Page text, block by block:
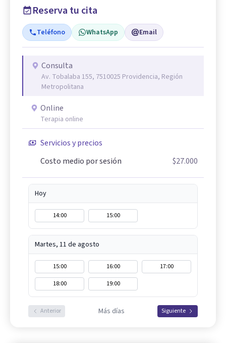
Reserva tu cita
Teléfono WhatsApp Email
Consulta
Av. Tobalaba 155, 7510025 Providencia, Región
Metropolitana
Online
Terapia online
Servicios y precios
Costo medio por sesión
$27.000
Hoy
14:00 15:00
Martes, 11 de agosto
15:00 16:00
17:00
18:00
19:00
Anterior Más días Siguiente